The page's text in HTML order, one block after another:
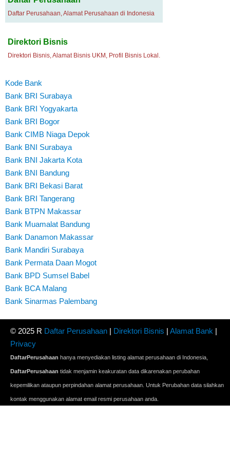
Daftar Perusahaan, Alamat Perusahaan di Indonesia
Direktori Bisnis
Direktori Bisnis, Alamat Bisnis UKM, Profil Bisnis Lokal.
Kode Bank
Bank BRI Surabaya
Bank BRI Yogyakarta
Bank BRI Bogor
Bank CIMB Niaga Depok
Bank BNI Surabaya
Bank BNI Jakarta Kota
Bank BNI Bandung
Bank BRI Bekasi Barat
Bank BRI Tangerang
Bank BTPN Makassar
Bank Muamalat Bandung
Bank Danamon Makassar
Bank Mandiri Surabaya
Bank Permata Daan Mogot
Bank BPD Sumsel Babel
Bank BCA Malang
Bank Sinarmas Palembang
© 2025 R Daftar Perusahaan | Direktori Bisnis | Alamat Bank |
Privacy
DaftarPerusahaan hanya menyediakan listing alamat perusahaan di Indonesia,
DaftarPerusahaan tidak menjamin keakuratan data dikarenakan perubahan
kepemilikan ataupun perpindahan alamat perusahaan. Untuk Perubahan data silahkan
kontak menggunakan alamat email resmi perusahaan anda.